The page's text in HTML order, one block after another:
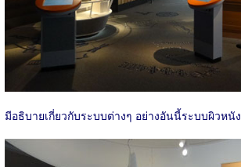
มีอธิบายเกี่ยวกับระบบต่างๆ อย่างอันนี้ระบบผิวหนัง